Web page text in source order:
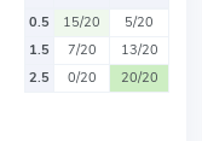
0.5
15/20
5/20
1.5
7/20
13/20
2.5
0/20 20/20